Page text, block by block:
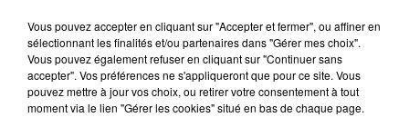
6 juin 2024 - 3 min 49 sec
L'AGENDA DU GERS DU 06/06/2024 À 10H39
Vous pouvez accepter en cliquant sur "Accepter et fermer", ou affiner en
sélectionnant les finalités et/ou partenaires dans "Gérer mes choix".
Vous pouvez également refuser en cliquant sur "Continuer sans
accepter". Vos préférences ne s'appliqueront que pour ce site. Vous
pouvez mettre à jour vos choix, ou retirer votre consentement à tout
moment via le lien "Gérer les cookies" situé en bas de chaque page.